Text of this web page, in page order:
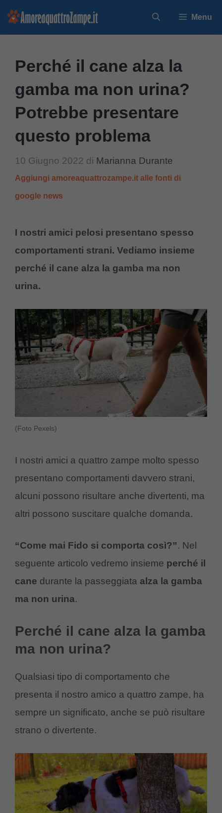
Vai
Menu
Perché il cane alza la
gamba ma non urina?
Potrebbe presentare
questo problema
10 Giugno 2022 di Marianna Durante
Aggiungi amoreaquattrozampe.it alle fonti di
google news
I nostri amici pelosi presentano spesso
comportamenti strani. Vediamo insieme
perché il cane alza la gamba ma non
urina.
(Foto Pexels)
I nostri amici a quattro zampe molto spesso
presentano comportamenti davvero strani,
alcuni possono risultare anche divertenti, ma
altri possono suscitare qualche domanda.
“Come mai Fido si comporta così?”. Nel
seguente articolo vedremo insieme perché il
cane durante la passeggiata alza la gamba
ma non urina.
Perché il cane alza la gamba
ma non urina?
Qualsiasi tipo di comportamento che
presenta il nostro amico a quattro zampe, ha
sempre un significato, anche se può risultare
strano o divertente.